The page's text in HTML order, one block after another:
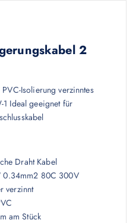
2
Isolierung verzinntes
Ideal geeignet für
Draht Kabel
0.34mm2 80C 300V
verzinnt
am Stück